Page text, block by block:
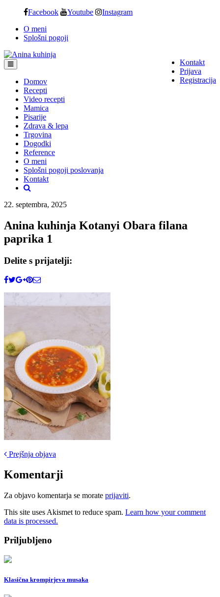
content
Facebook Youtube Instagram
O meni
Splošni pogoji
Kontakt
Prijava
Registracija
Domov
Recepti
Video recepti
Mamica
Pisarije
Zdrava & lepa
Trgovina
Dogodki
Reference
O meni
Splošni pogoji poslovanja
Kontakt
22. septembra, 2025
Anina kuhinja Kotanyi Obara filana
paprika 1
Delite s prijatelji:
Post
navigation
Prejšnja objava
Komentarji
Za objavo komentarja se morate prijaviti.
This site uses Akismet to reduce spam. Learn how your comment
data is processed.
Priljubljeno
Klasična krompirjeva musaka